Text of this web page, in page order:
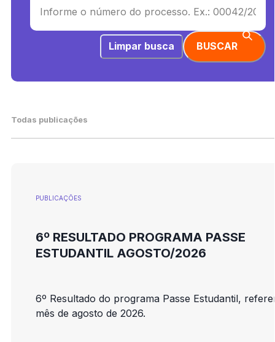
Limpar busca BUSCAR
Todas publicações
PUBLICAÇÕES
6º RESULTADO PROGRAMA PASSE
ESTUDANTIL AGOSTO/2026
6º Resultado do programa Passe Estudantil,
mês de agosto de 2026.